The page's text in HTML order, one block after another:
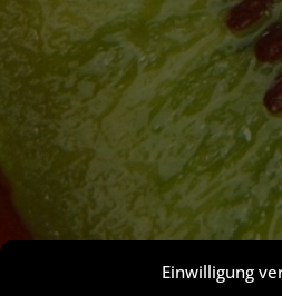
Einwilligung